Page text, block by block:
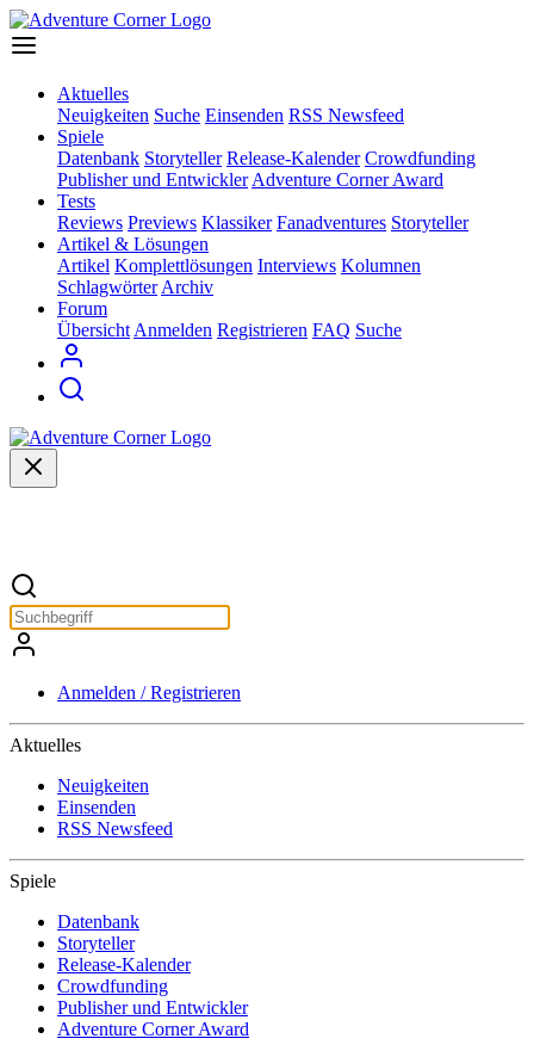
Aktuelles
Neuigkeiten Suche Einsenden RSS Newsfeed
Spiele
Datenbank Storyteller Release-Kalender Crowdfunding
Publisher und Entwickler Adventure Corner Award
Tests
Reviews Previews Klassiker Fanadventures Storyteller
Artikel & Lösungen
Artikel Komplettlösungen Interviews Kolumnen
Schlagwörter Archiv
Forum
Übersicht Anmelden Registrieren FAQ Suche
Anmelden / Registrieren
Aktuelles
Neuigkeiten
Einsenden
RSS Newsfeed
Spiele
Datenbank
Storyteller
Release-Kalender
Crowdfunding
Publisher und Entwickler
Adventure Corner Award